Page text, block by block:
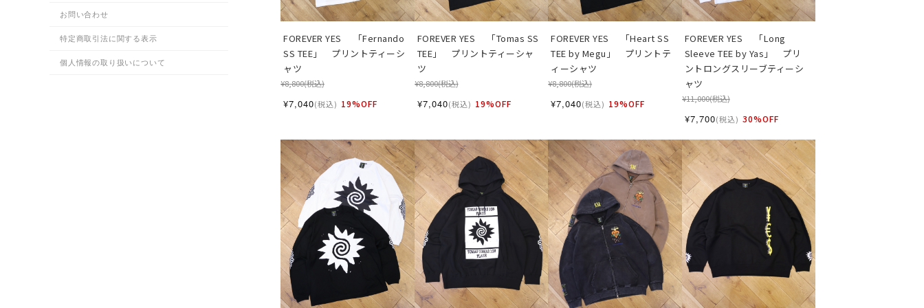
FOREVER YES 　「Fernando
SS TEE」　プリントティーシ
ャツ
¥8,800(税込)
¥7,040(税込) 19%OFF
FOREVER YES 　「Tomas SS
TEE」　プリントティーシャ
ツ
¥8,800(税込)
¥7,040(税込) 19%OFF
FOREVER YES 　「Heart SS
TEE by Megu」　プリントテ
ィーシャツ
¥8,800(税込)
¥7,040(税込) 19%OFF
FOREVER YES 　「Long
Sleeve TEE by Yas」　プリ
ントロングスリーブティーシ
ャツ
¥11,000(税込)
¥7,700(税込) 30%OFF
お問い合わせ
特定商取引法に関する表示
個人情報の取り扱いについて